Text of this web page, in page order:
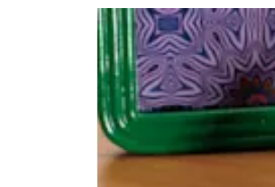
moverte
imagen